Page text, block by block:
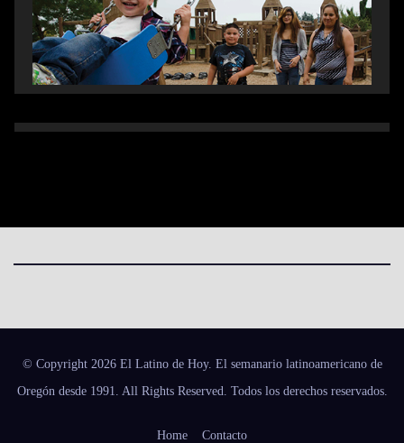
© Copyright 2026 El Latino de Hoy. El semanario latinoamericano de
Oregón desde 1991. All Rights Reserved. Todos los derechos reservados.
Home Contacto